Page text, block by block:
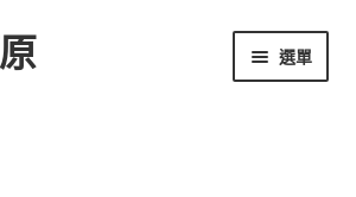
選單